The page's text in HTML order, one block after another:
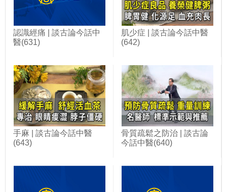
認識經痛 | 談古論今話中
醫(631)
肌少症 | 談古論今話中醫
(642)
手麻 | 談古論今話中醫
(643)
骨質疏鬆之防治 | 談古論
今話中醫(640)